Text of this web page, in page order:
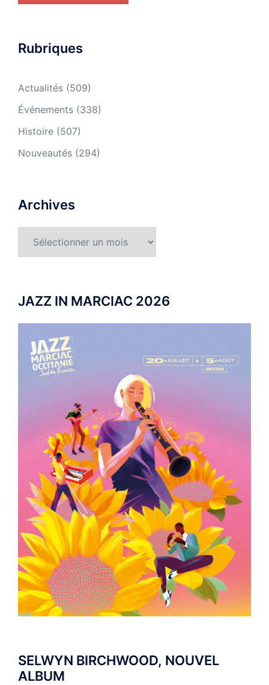
Rubriques
Actualités (509)
Événements (338)
Histoire (507)
Nouveautés (294)
Archives
JAZZ IN MARCIAC 2026
SELWYN BIRCHWOOD, NOUVEL
ALBUM